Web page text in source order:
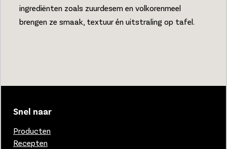
ingrediënten zoals zuurdesem en volkorenmeel
brengen ze smaak, textuur én uitstraling op tafel.
Snel naar
Producten
Recepten